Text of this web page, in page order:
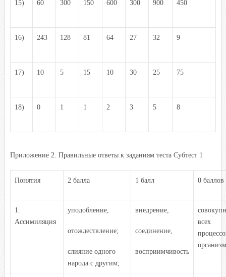
15) 60 300 150 600 300 900 450
16) 243 128 81 64 27 32 9
17) 10 5 15 10 30 25 75
18) 0 1 1 2 3 5 8
Приложение 2. Правильные ответы к заданиям теста Субтест 1
Понятия 2 балла 1 балл 0 баллов
1.
Ассимиляция
уподобление,
отождествление;
слияние одного
народа с другим;
внедрение,
соединение,
восприимчивость
всех